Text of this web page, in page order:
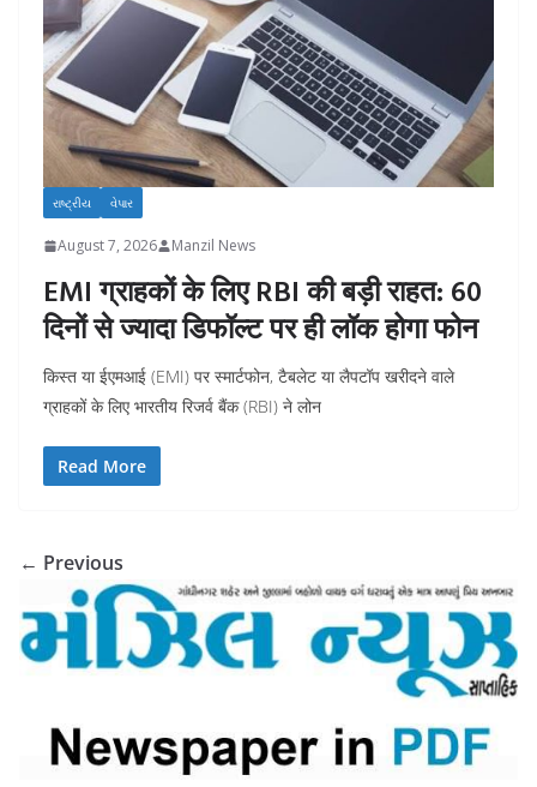
રાષ્ટ્રીય વેપાર
August 7, 2026 Manzil News
EMI ग्राहकों के लिए RBI की बड़ी राहत: 60
दिनों से ज्यादा डिफॉल्ट पर ही लॉक होगा फोन
किस्त या ईएमआई (EMI) पर स्मार्टफोन, टैबलेट या लैपटॉप खरीदने वाले
ग्राहकों के लिए भारतीय रिजर्व बैंक (RBI) ने लोन
Read More
← Previous